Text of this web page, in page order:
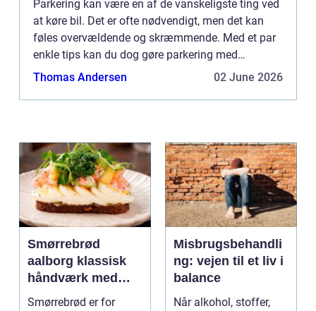
Parkering kan være en af de vanskeligste ting ved
at køre bil. Det er ofte nødvendigt, men det kan
føles overvældende og skræmmende. Med et par
enkle tips kan du dog gøre parkering med
personbil nemt og stressfrit. Før du forsøger at
Thomas Andersen 02 June 2026
Smørrebrød
aalborg klassisk
håndværk med
moderne twist
Smørrebrød er for
Misbrugsbehandli
ng: vejen til et liv i
balance
Når alkohol, stoffer,